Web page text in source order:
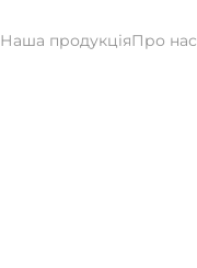
Наша продукціяПро нас